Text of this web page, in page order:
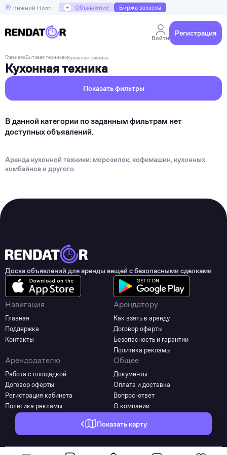
Нижний Новгород + Объявление Биржа заказов
Войти
Регистрация
Главная»Бытовая техника»Кухонная техника
Кухонная техника
Показать карту
Показать фильтры
В данной категории по заданным фильтрам нет
доступных объявлений.
Аренда кухонной техники: морозилок, кофемашин, кухонных
комбайнов и другого.
Доска объявлений для аренды вещей с безопасными сделками
Навигация
Главная
Поддержка
Контакты
Арендатору
Как взять в аренду
Договор оферты
Безопасность и гарантии
Политика рекламы
Арендодателю
Работа с площадкой
Договор оферты
Регистрация кабинета
Политика рекламы
Общее
Документы
Оплата и доставка
Вопрос-ответ
О компании